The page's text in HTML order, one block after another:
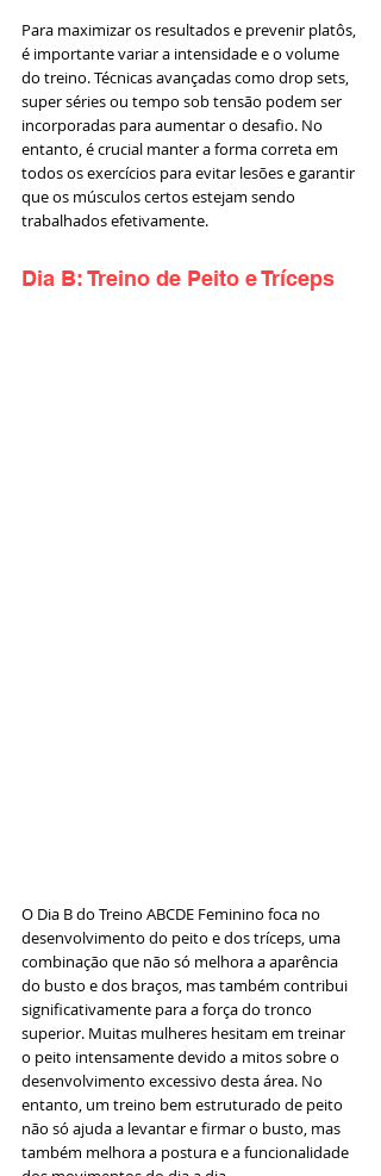
Para maximizar os resultados e prevenir platôs,
é importante variar a intensidade e o volume
do treino. Técnicas avançadas como drop sets,
super séries ou tempo sob tensão podem ser
incorporadas para aumentar o desafio. No
entanto, é crucial manter a forma correta em
todos os exercícios para evitar lesões e garantir
que os músculos certos estejam sendo
trabalhados efetivamente.
Dia B: Treino de Peito e Tríceps
O Dia B do Treino ABCDE Feminino foca no
desenvolvimento do peito e dos tríceps, uma
combinação que não só melhora a aparência
do busto e dos braços, mas também contribui
significativamente para a força do tronco
superior. Muitas mulheres hesitam em treinar
o peito intensamente devido a mitos sobre o
desenvolvimento excessivo desta área. No
entanto, um treino bem estruturado de peito
não só ajuda a levantar e firmar o busto, mas
também melhora a postura e a funcionalidade